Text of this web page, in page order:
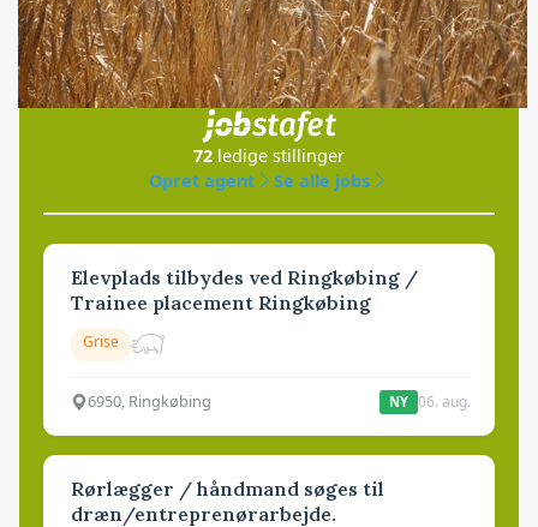
Jobs
i samarbejde med
72 ledige stillinger
Opret agent
Se alle jobs
Elevplads tilbydes ved Ringkøbing /
Trainee placement Ringkøbing
Grise
6950, Ringkøbing NY 06. aug.
Rørlægger / håndmand søges til
dræn/entreprenørarbejde.